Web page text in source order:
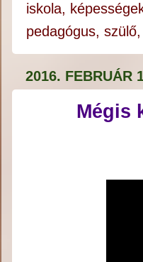
iskola,
pedagógus,szülő
2016. FEBRUÁR
Mégis